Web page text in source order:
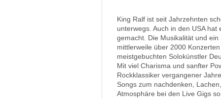
King Ralf ist seit Jahrzehnten
unterwegs. Auch in den USA
gemacht. Die Musikalität und
mittlerweile über 2000
meistgebuchten Solokünstler
Mit viel Charisma und sanfter
Rockklassiker vergangener
Songs zum nachdenken,
Atmosphäre bei den Live Gigs